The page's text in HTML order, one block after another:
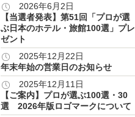
2026年6月2日
【当選者発表】第51回「プロが選
ぶ日本のホテル・旅館100選」プレ
ゼント
2025年12月22日
年末年始の営業日のお知らせ
2025年12月11日
【ご案内】プロが選ぶ100選・30
選 2026年版ロゴマークについて